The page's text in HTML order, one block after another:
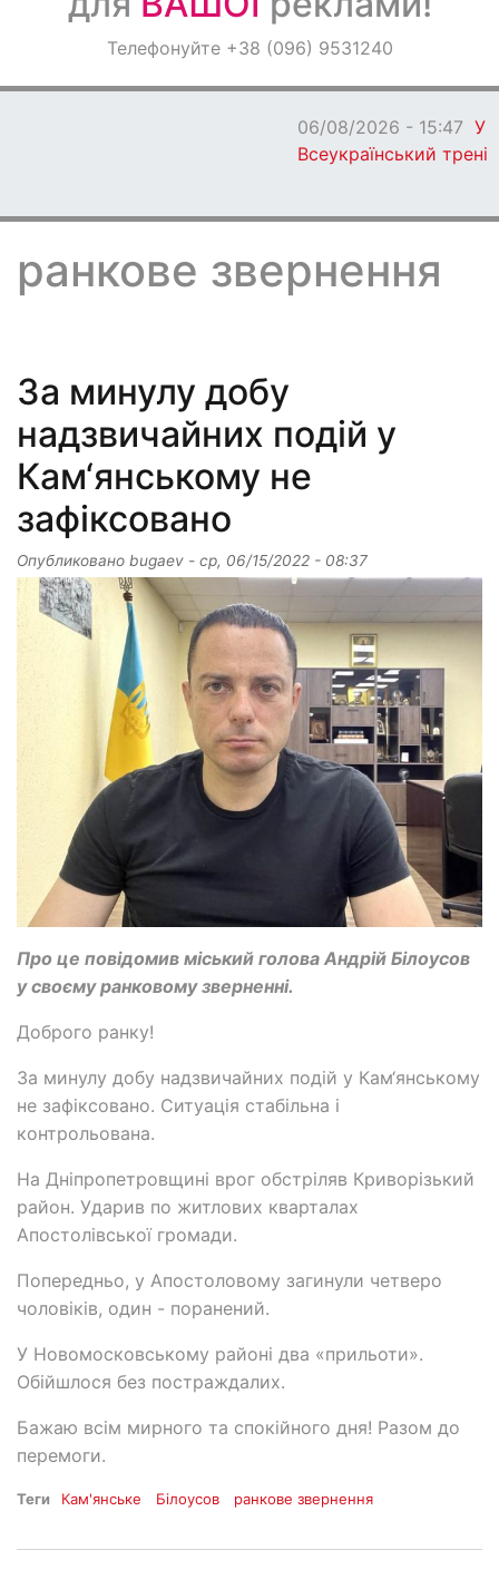
ОголошенняТелефонуйте +38 (096) 9531240
У Кам’янському пройде
Всеукраїнський тренінг для молоді
ранкове звернення
За минулу добу
надзвичайних подій у
Кам‘янському не
зафіксовано
Опубликовано bugaev - ср, 06/15/2022 - 08:37
Про це повідомив міський голова Андрій Білоусов
у своєму ранковому зверненні.
Доброго ранку!
За минулу добу надзвичайних подій у Кам‘янському
не зафіксовано. Ситуація стабільна і
контрольована.
На Дніпропетровщині врог обстріляв Криворізький
район. Ударив по житлових кварталах
Апостолівської громади.
Попередньо, у Апостоловому загинули четверо
чоловіків, один - поранений.
У Новомосковському районі два «прильоти».
Обійшлося без постраждалих.
Бажаю всім мирного та спокійного дня! Разом до
перемоги.
Теги Кам'янське Білоусов ранкове звернення